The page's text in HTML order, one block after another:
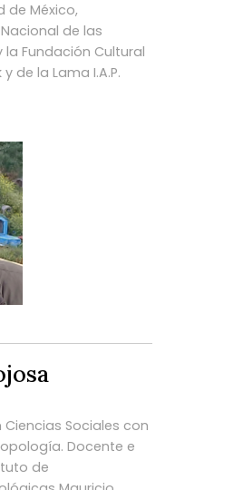
de México,
de las
la Fundación Cultural
de la Lama I.A.P.
Sociales con
Docente e
de